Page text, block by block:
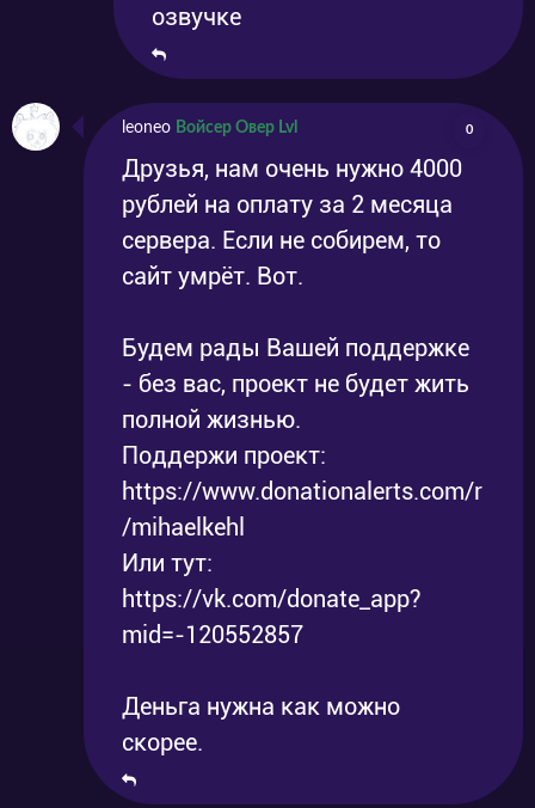
озвучке
leoneo Войсер Овер Lvl 0
Друзья, нам очень нужно 4000
рублей на оплату за 2 месяца
сервера. Если не собирем, то
сайт умрёт. Вот.
Будем рады Вашей поддержке
- без вас, проект не будет жить
полной жизнью.
Поддержи проект:
https://www.donationalerts.com/r
/mihaelkehl
Или тут:
https://vk.com/donate_app?
mid=-120552857
Деньга нужна как можно
скорее.